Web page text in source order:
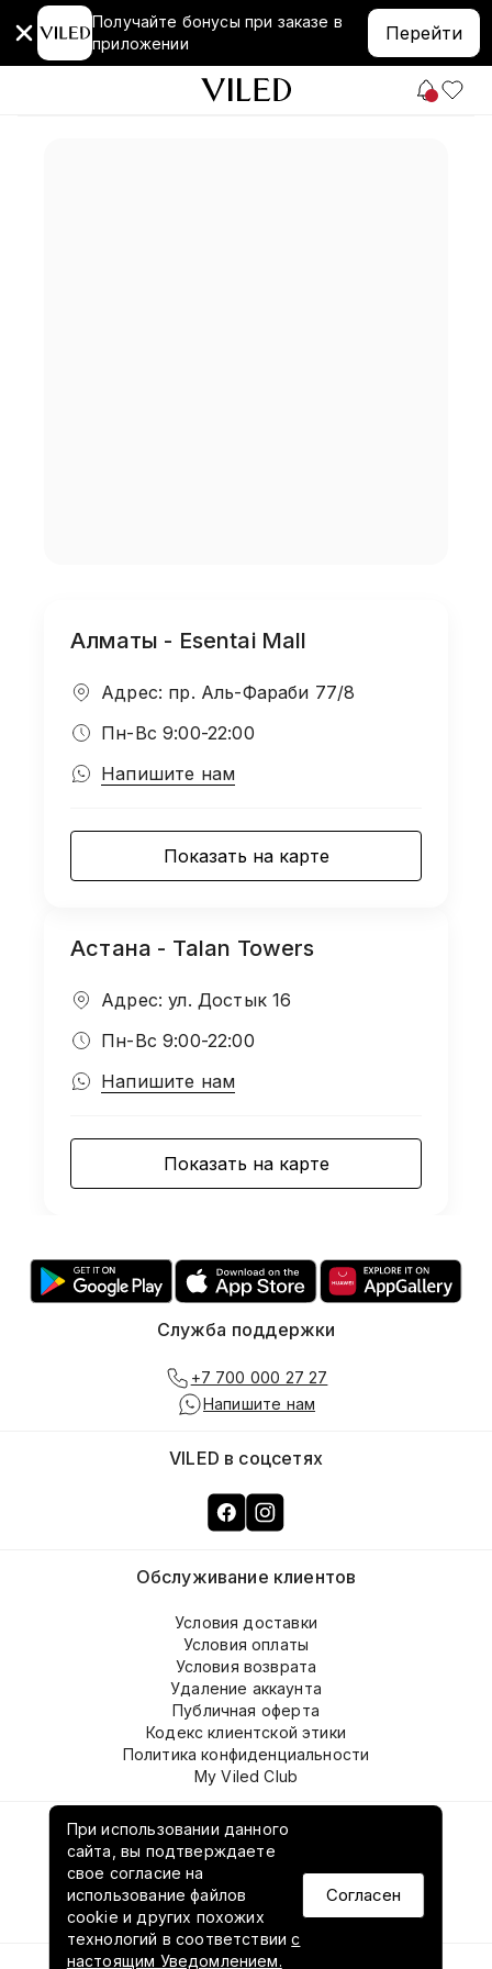
Получайте бонусы при заказе в
приложении
Перейти
Алматы - Esentai Mall
Адрес: пр. Аль-Фараби 77/8
Пн-Вс 9:00-22:00
Напишите нам
Показать на карте
Астана - Talan Towers
Адрес: ул. Достык 16
Пн-Вс 9:00-22:00
Напишите нам
Показать на карте
При использовании данного
сайта, вы подтверждаете
свое согласие на
использование файлов
cookie и других похожих
технологий в соответствиис
настоящим Уведомлением.
Согласен
О компании
Контакты
Наши магазины
Обслуживание клиентов
Условия доставки
Условия оплаты
Условия возврата
Удаление аккаунта
Публичная оферта
Кодекс клиентской этики
Политика конфиденциальности
My Viled Club
VILED в соцсетях
Служба поддержки
+7 700 000 27 27
Напишите нам